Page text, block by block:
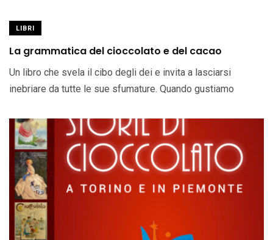
LIBRI
La grammatica del cioccolato e del cacao
Un libro che svela il cibo degli dei e invita a lasciarsi
inebriare da tutte le sue sfumature. Quando gustiamo